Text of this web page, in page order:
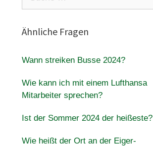
nach:
Ähnliche Fragen
Wann streiken Busse 2024?
Wie kann ich mit einem Lufthansa
Mitarbeiter sprechen?
Ist der Sommer 2024 der heißeste?
Wie heißt der Ort an der Eiger-